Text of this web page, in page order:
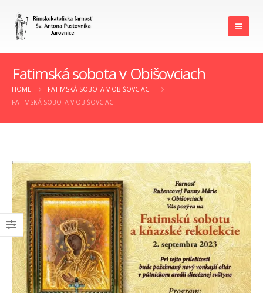
Fatimská sobota v Obišovciach
HOME
FATIMSKÁ SOBOTA V OBIŠOVCIACH
FATIMSKÁ SOBOTA V OBIŠOVCIACH